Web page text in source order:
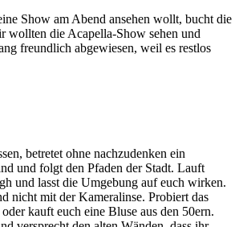
Show am Abend ansehen wollt, bucht die
wollten die Acapella-Show sehen und
freundlich abgewiesen, weil es restlos
betretet ohne nachzudenken ein
und folgt den Pfaden der Stadt. Lauft
und lasst die Umgebung auf euch wirken.
nicht mit der Kameralinse. Probiert das
kauft euch eine Bluse aus den 50ern.